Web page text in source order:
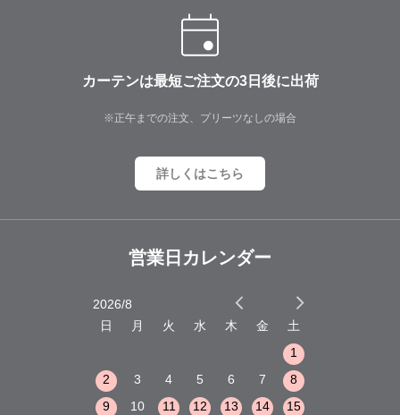
カーテンは最短ご注文の3日後に出荷
※正午までの注文、プリーツなしの場合
詳しくはこちら
営業日カレンダー
2026/8
日
月 火 水 木 金
土
1
2
3 4 5 6 7
8
9
10 11 12 13 14
15